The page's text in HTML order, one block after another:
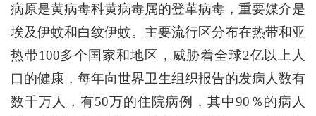
病原是黄病毒科黄病毒属的登革病毒，重要媒介是
埃及伊蚊和白纹伊蚊。主要流行区分布在热带和亚
热带100多个国家和地区，威胁着全球2亿以上人
口的健康，每年向世界卫生组织报告的发病人数有
数千万人，有50万的住院病例，其中90％的病人